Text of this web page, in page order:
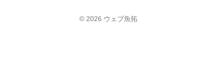
© 2026 ウェブ魚拓